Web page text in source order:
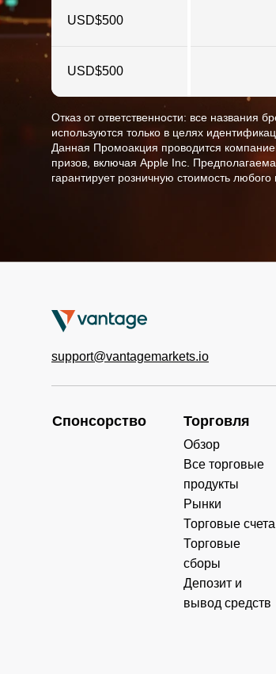
USD$500
USD$500
Отказ от ответственности: все названия
используются только в целях
Данная Промоакция проводится
призов, включая Apple Inc.
гарантирует розничную стоимость любого
support@vantagemarkets.io
Спонсорство Торговля
Обзор
Все торговые
продукты
Рынки
Торговые счета
Торговые
сборы
Депозит и
вывод средств